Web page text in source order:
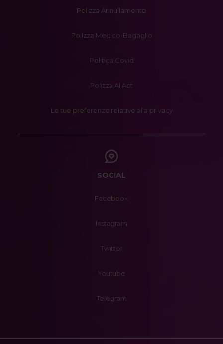
Polizza Annullamento
Polizza Medico-Bagaglio
Politica Covid
Polizza AI Act
Le tue preferenze relative alla privacy
SOCIAL
Facebook
Instagram
Twitter
Youtube
Telegram